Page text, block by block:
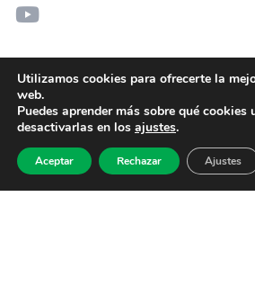
Utilizamos cookies para ofrecerte la
web.
Puedes aprender más sobre qué cookies
desactivarlas en los ajustes.
Aceptar Rechazar Ajustes